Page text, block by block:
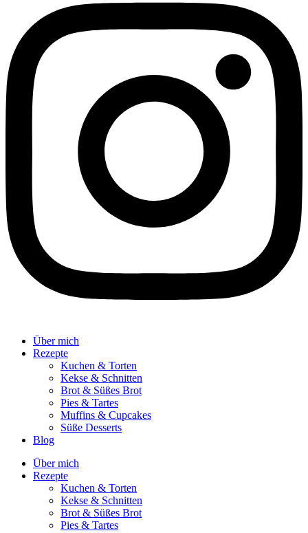
Über mich
Rezepte
Kuchen & Torten
Kekse & Schnitten
Brot & Süßes Brot
Pies & Tartes
Muffins & Cupcakes
Süße Desserts
Blog
Über mich
Rezepte
Kuchen & Torten
Kekse & Schnitten
Brot & Süßes Brot
Pies & Tartes